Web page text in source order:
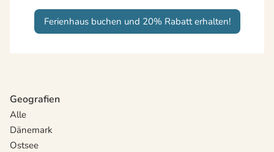
Geografien
Alle
Dänemark
Ostsee
Ferienhaus buchen und 20% Rabatt erhalten!